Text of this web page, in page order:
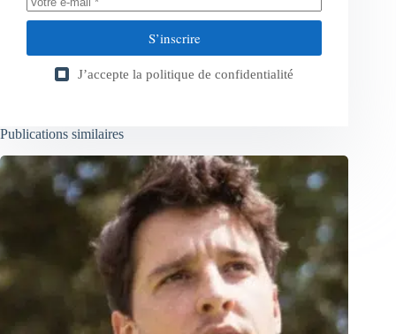
S’inscrire
J’accepte la politique de confidentialité
Publications similaires